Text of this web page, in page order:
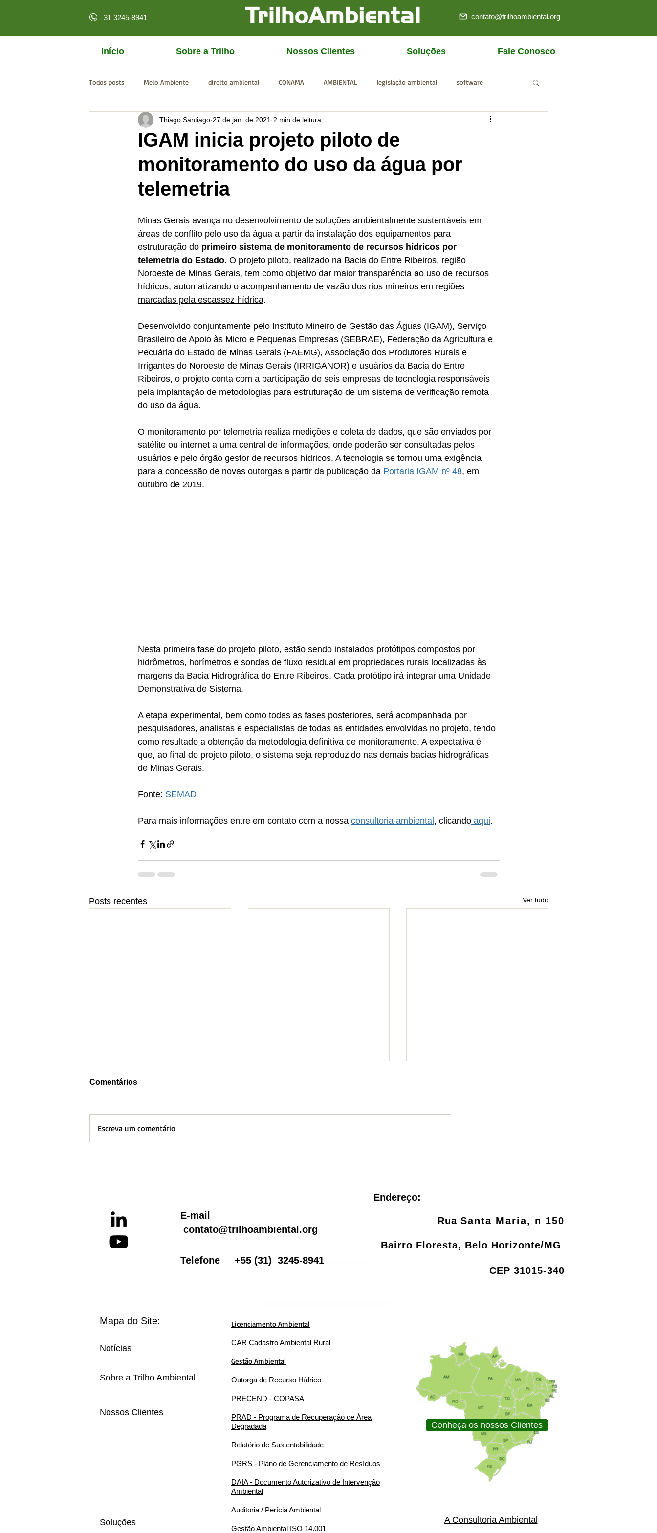
31 3245-8941 contato@trilhoambiental.org
Início Sobre a Trilho Nossos Clientes Soluçōes Fale Conosco
Todos posts Meio Ambiente direito ambiental CONAMA AMBIENTAL legislação ambiental software
licenciamento online MPF CGU IBAMA SISEMA
IGAM inicia projeto piloto de
monitoramento do uso da água por
telemetria
Thiago Santiago 27 de jan. de 2021 2 min de leitura
Minas Gerais avança no desenvolvimento de soluções ambientalmente sustentáveis em
áreas de conflito pelo uso da água a partir da instalação dos equipamentos para
estruturação do primeiro sistema de monitoramento de recursos hídricos por
telemetria do Estado. O projeto piloto, realizado na Bacia do Entre Ribeiros, região
Noroeste de Minas Gerais, tem como objetivo dar maior transparência ao uso de recursos
hídricos, automatizando o acompanhamento de vazão dos rios mineiros em regiões
marcadas pela escassez hídrica.
Desenvolvido conjuntamente pelo Instituto Mineiro de Gestão das Águas (IGAM), Serviço
Brasileiro de Apoio às Micro e Pequenas Empresas (SEBRAE), Federação da Agricultura e
Pecuária do Estado de Minas Gerais (FAEMG), Associação dos Produtores Rurais e
Irrigantes do Noroeste de Minas Gerais (IRRIGANOR) e usuários da Bacia do Entre
Ribeiros, o projeto conta com a participação de seis empresas de tecnologia responsáveis
pela implantação de metodologias para estruturação de um sistema de verificação remota
do uso da água.
O monitoramento por telemetria realiza medições e coleta de dados, que são enviados por
satélite ou internet a uma central de informações, onde poderão ser consultadas pelos
usuários e pelo órgão gestor de recursos hídricos. A tecnologia se tornou uma exigência
para a concessão de novas outorgas a partir da publicação da Portaria IGAM nº 48, em
outubro de 2019.
Nesta primeira fase do projeto piloto, estão sendo instalados protótipos compostos por
hidrômetros, horímetros e sondas de fluxo residual em propriedades rurais localizadas às
margens da Bacia Hidrográfica do Entre Ribeiros. Cada protótipo irá integrar uma Unidade
Demonstrativa de Sistema.
A etapa experimental, bem como todas as fases posteriores, será acompanhada por
pesquisadores, analistas e especialistas de todas as entidades envolvidas no projeto, tendo
como resultado a obtenção da metodologia definitiva de monitoramento. A expectativa é
que, ao final do projeto piloto, o sistema seja reproduzido nas demais bacias hidrográficas
de Minas Gerais.
Fonte: SEMAD
Para mais informações entre em contato com a nossa consultoria ambiental, clicando aqui.
Posts recentes Ver tudo
Comentários
Escreva um comentário
E-mail
contato@trilhoambiental.org
Telefone +55 (31) 3245-8941
Endereço:
RuaSanta Maria, n 150
Bairro Floresta, Belo Horizonte/MG
CEP 31015-340
Sobre a Trilho Ambiental
Notícias
Nossos Clientes
Soluções
Mapa do Site: Licenciamento Ambiental
CAR Cadastro Ambiental Rural
Gestão Ambiental
Outorga de Recurso Hídrico
PRECEND - COPASA
PRAD - Programa de Recuperação de Área
Degradada
Relatório de Sustentabilidade
PGRS - Plano de Gerenciamento de Resíduos
DAIA - Documento Autorizativo de Intervenção
Ambiental
Auditoria / Perícia Ambiental
Gestão Ambiental ISO 14.001
Conheça os nossos Clientes
A Consultoria Ambiental